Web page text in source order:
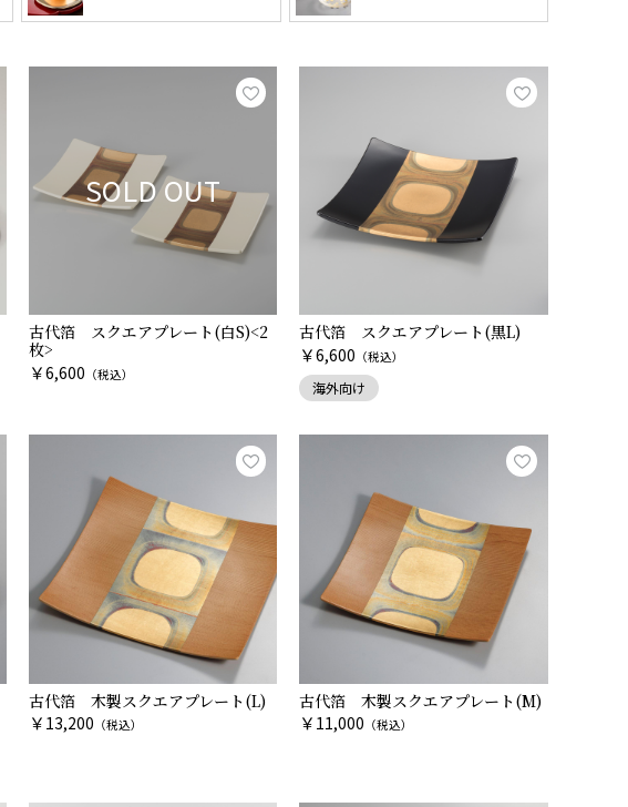
SOLD OUT
古代箔 スクエアプレート(白S)<2
枚>
￥6,600 （税込）
古代箔 スクエアプレート(黒L)
￥6,600 （税込）
海外向け
古代箔 木製スクエアプレート(L)
￥ 13,200 （税込）
古代箔 木製スクエアプレート(M)
￥ 11,000 （税込）